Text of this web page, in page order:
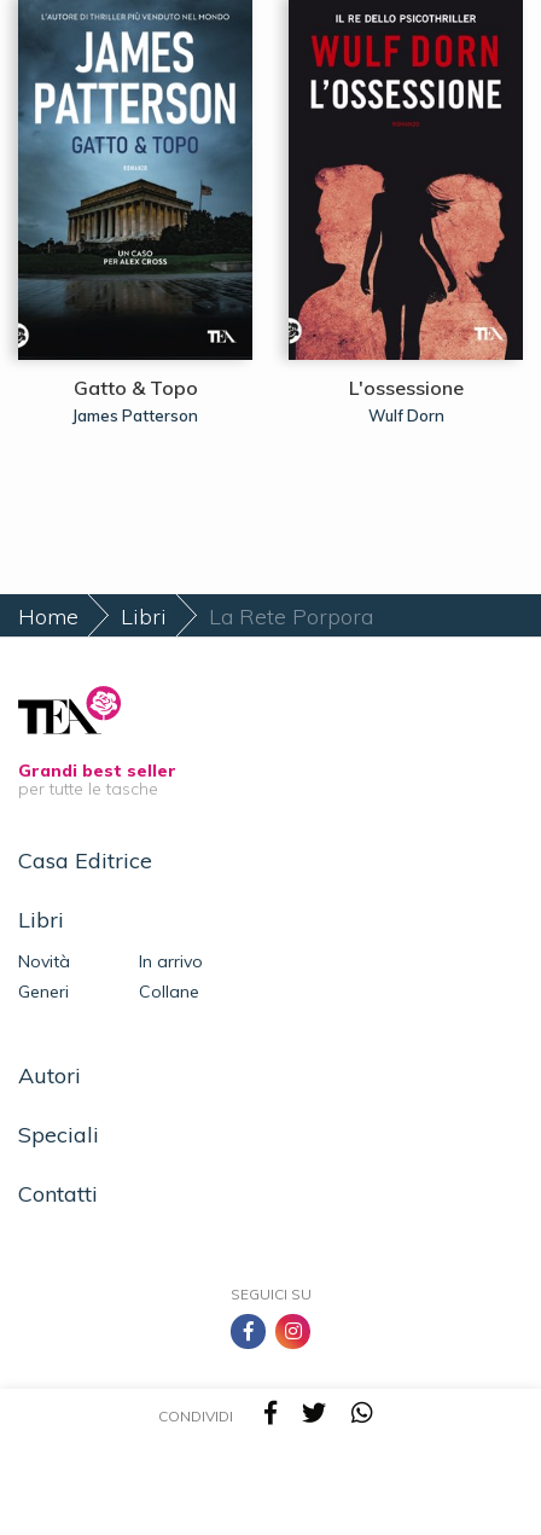
Gatto & Topo
James Patterson
L'ossessione
Wulf Dorn
CONDIVIDI
Home Libri La Rete Porpora
Grandi best seller
per tutte le tasche
Casa Editrice
Libri
Novità
In arrivo
Generi
Collane
Autori
Speciali
Contatti
SEGUICI SU